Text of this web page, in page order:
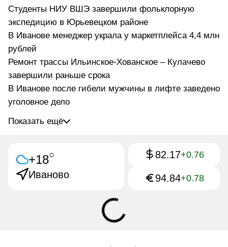
Студенты НИУ ВШЭ завершили фольклорную
экспедицию в Юрьевецком районе
В Иванове менеджер украла у маркетплейса 4,4 млн
рублей
Ремонт трассы Ильинское-Хованское – Кулачево
завершили раньше срока
В Иванове после гибели мужчины в лифте заведено
уголовное дело
Показать ещё
+18○
Иваново
82.17+0.76
94.84+0.78